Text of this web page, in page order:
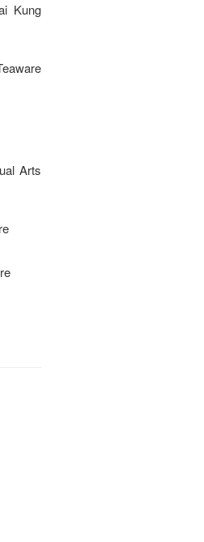
Kung
Arts